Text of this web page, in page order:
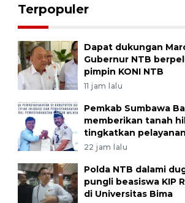
Terpopuler
Dapat dukungan
Gubernur NTB
pimpin KONI NTB
11 jam lalu
Pemkab Sumbawa
memberikan tanah
tingkatkan
22 jam lalu
Polda NTB dalami
pungli beasiswa KIP
di Universitas Bima